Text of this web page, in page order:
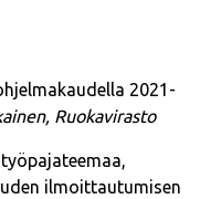
2021-
Ruokavirasto
ilmoittautumisen